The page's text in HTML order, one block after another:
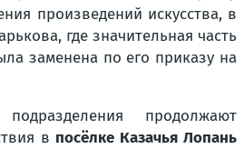
произведений искусства, в
где значительная часть
заменена по его приказу на
продолжают
в посёлке Казачья Лопань